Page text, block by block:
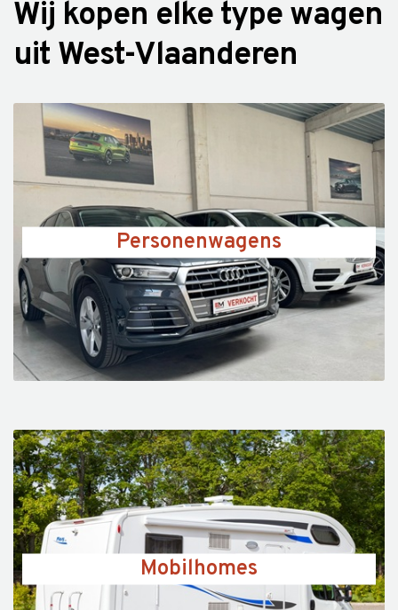
Wij kopen elke type wagen
uit West-Vlaanderen
Personenwagens
Mobilhomes